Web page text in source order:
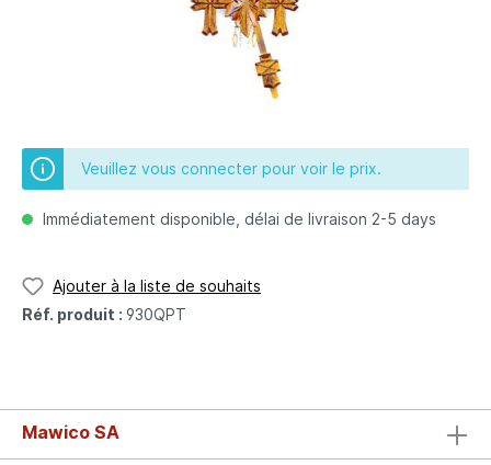
Veuillez vous connecter pour voir le prix.
Immédiatement disponible, délai de livraison 2-5 days
Ajouter à la liste de souhaits
Réf. produit : 930QPT
Mawico SA